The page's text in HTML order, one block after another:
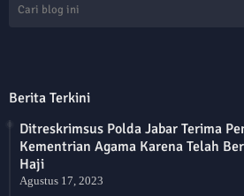
Berita Terkini
Ditreskrimsus Polda Jabar Terima
Kementrian Agama Karena Telah
Haji
Agustus 17, 2023